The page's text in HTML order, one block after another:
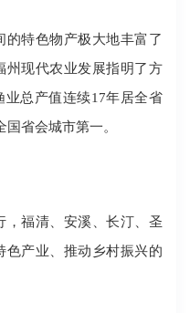
特色物产极大地丰富了
州现代农业发展指明了方
总产值连续17年居全省
省会城市第一。
福清、安溪、长汀、圣
色产业、推动乡村振兴的